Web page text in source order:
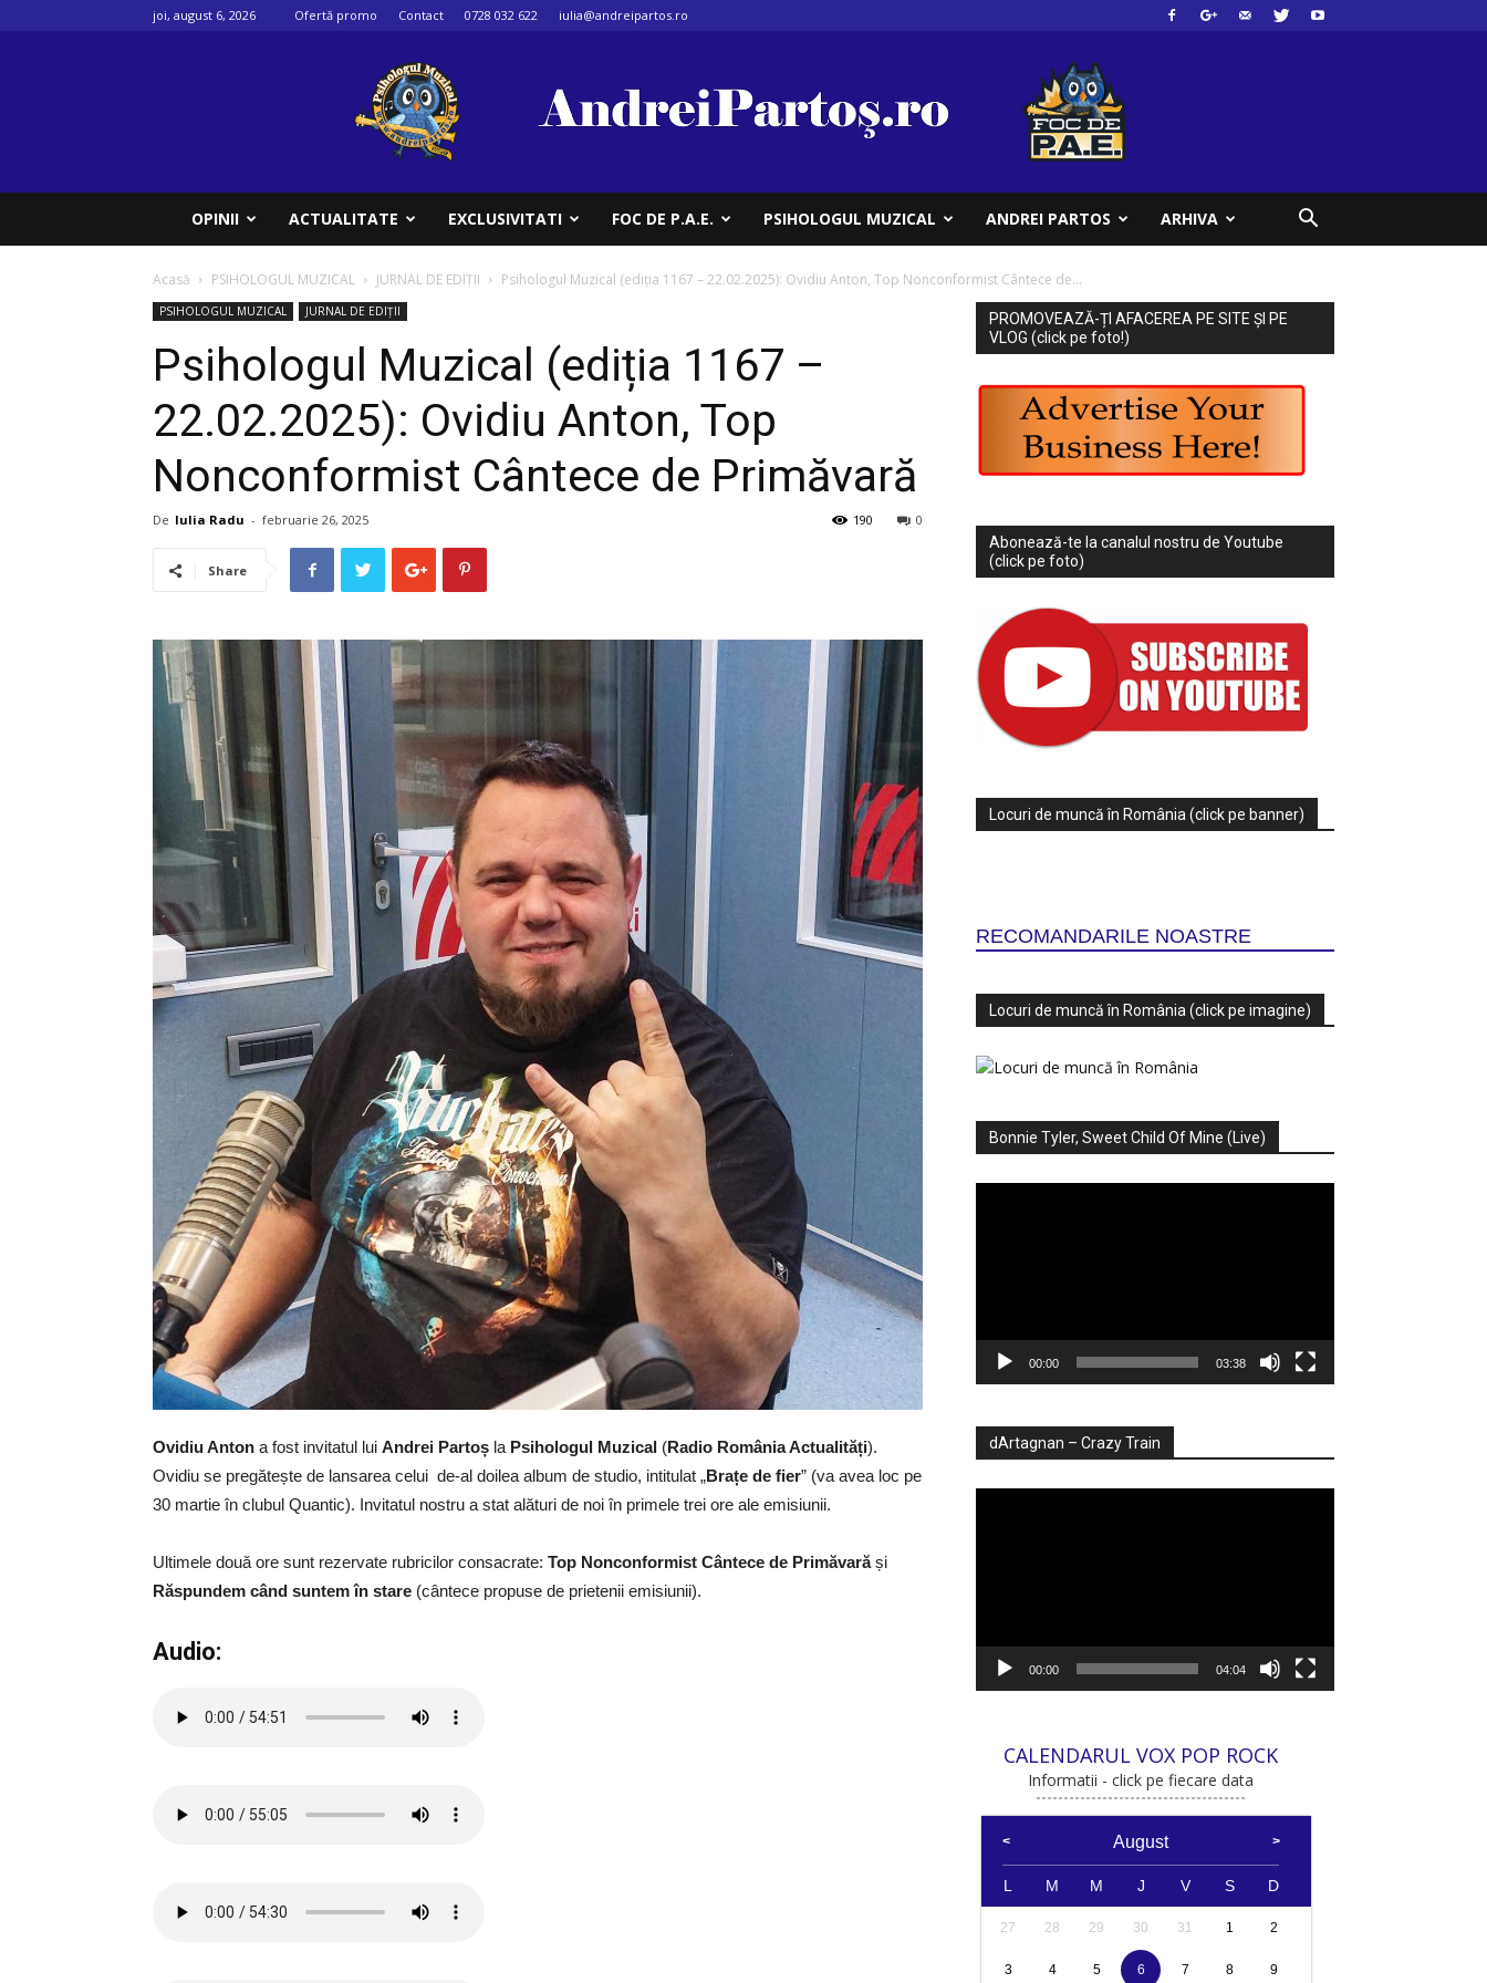
joi, august 6, 2026 Ofertă promo Contact 0728 032 622 iulia@andreipartos.ro
OPINII ACTUALITATE EXCLUSIVITATI FOC DE P.A.E. PSIHOLOGUL MUZICAL ANDREI PARTOS ARHIVA
Acasă PSIHOLOGUL MUZICAL JURNAL DE EDIȚII Psihologul Muzical (ediția 1167 – 22.02.2025): Ovidiu Anton, Top Nonconformist Cântece de...
PSIHOLOGUL MUZICAL JURNAL DE EDIȚII
Psihologul Muzical (ediția 1167 –
22.02.2025): Ovidiu Anton, Top
Nonconformist Cântece de Primăvară
De Iulia Radu - februarie 26, 2025 0
190
Share
Ovidiu Anton a fost invitatul lui Andrei Partoș la Psihologul Muzical (Radio România Actualități).
Ovidiu se pregătește de lansarea celui de-al doilea album de studio, intitulat „Brațe de fier” (va avea loc pe
30 martie în clubul Quantic). Invitatul nostru a stat alături de noi în primele trei ore ale emisiunii.
Ultimele două ore sunt rezervate rubricilor consacrate: Top Nonconformist Cântece de Primăvarăși
Răspundem când suntem în stare (cântece propuse de prietenii emisiunii).
Audio:
PROMOVEAZĂ-ȚI AFACEREA PE SITE ȘI PE
VLOG (click pe foto!)
Abonează-te la canalul nostru de Youtube
(click pe foto)
Locuri de muncă în România (click pe banner)
RECOMANDARILE NOASTRE
Locuri de muncă în România (click pe imagine)
Bonnie Tyler, Sweet Child Of Mine (Live)
00:00 03:38
dArtagnan – Crazy Train
00:00 04:04
CALENDARUL VOX POP ROCK
Informatii - click pe fiecare data
August
L M M J V S D
27 28 29 30 31 1 2
3 4 5 6 7 8 9